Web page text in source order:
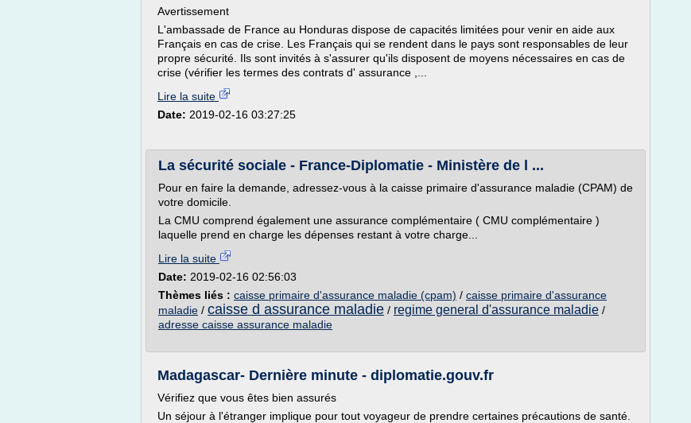
Avertissement
L'ambassade de France au Honduras dispose de capacités limitées pour venir en aide aux
Français en cas de crise. Les Français qui se rendent dans le pays sont responsables de leur
propre sécurité. Ils sont invités à s'assurer qu'ils disposent de moyens nécessaires en cas de
crise (vérifier les termes des contrats d' assurance ,...
Lire la suite
Date: 2019-02-16 03:27:25
La sécurité sociale - France-Diplomatie - Ministère de l ...
Pour en faire la demande, adressez-vous à la caisse primaire d'assurance maladie (CPAM) de
votre domicile.
La CMU comprend également une assurance complémentaire ( CMU complémentaire )
laquelle prend en charge les dépenses restant à votre charge...
Lire la suite
Date: 2019-02-16 02:56:03
Thèmes liés : caisse primaire d'assurance maladie (cpam) / caisse primaire d'assurance
maladie / caisse d assurance maladie / regime general d'assurance maladie /
adresse caisse assurance maladie
Madagascar- Dernière minute - diplomatie.gouv.fr
Vérifiez que vous êtes bien assurés
Un séjour à l'étranger implique pour tout voyageur de prendre certaines précautions de santé.